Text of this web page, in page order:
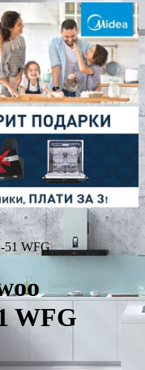
51 WFG
WFG